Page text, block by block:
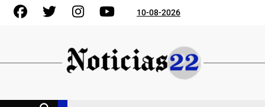
Skip
FacebookGorjeo InstagramYouTube10-08-2026